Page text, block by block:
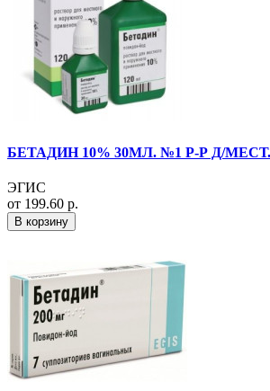
БЕТАДИН 10% 30МЛ. №1 Р-Р Д/
ЭГИС
от 199.60 р.
В корзину